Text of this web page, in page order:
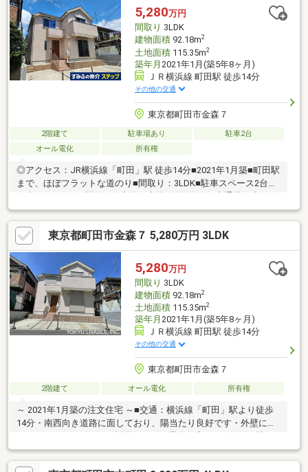
ご希望の住まい探しをお手伝いします ━━━━━・・・物件の詳
細・ご相談はお気軽にお問い合わせください。
5,280万円
間取り 3LDK
建物面積92.18m2
土地面積115.35m2
築年月 2021年1月(築5年8ヶ月)
ＪＲ横浜線 町田駅 徒歩14分
その他の交通
東京都町田市金森７
2階建て 駐車場あり
駐車2台
オール電化
所有権
◎アクセス：JR横浜線「町田」駅 徒歩14分■2021年1月築■町田駅
まで、ほぼフラットな道のり■間取り：3LDK■駐車スペース2台分
く、小さなお子様のいるご家庭も安心です
東京都町田市金森７ 5,280万円 3LDK
5,280万円
間取り 3LDK
建物面積92.18m2
土地面積115.35m2
築年月 2021年1月(築5年8ヶ月)
ＪＲ横浜線 町田駅 徒歩14分
その他の交通
東京都町田市金森７
2階建て オール電化 所有権
～ 2021年1月築の注文住宅 ～■交通：横浜線「町田」駅より徒歩
14分・南西向き道路に面しており、陽当たり良好です・外壁には
開放的なカウンターキッチン・浴室暖房乾燥機・シューズインク
ローゼットあり・床下収納・カースペース2台分あり（※車種によ